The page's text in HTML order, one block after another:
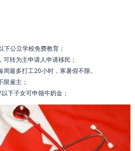
下公立学校免费教育；
转为主申请人申请移民；
最多打工20小时，寒暑假不限。
限雇主；
下子女可申领牛奶金；